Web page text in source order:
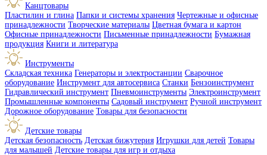
Канцтовары
Пластилин и глина Папки и системы хранения Чертежные и офисные
принадлежности Творческие материалы Цветная бумага и картон
Офисные принадлежности Письменные принадлежности Бумажная
продукция Книги и литература
Инструменты
Складская техника Генераторы и электростанции Сварочное
оборудование Инструмент для автосервиса Станки Бензоинструмент
Гидравлический инструмент Пневмоинструменты Электроинструмент
Промышленные компоненты Садовый инструмент Ручной инструмент
Дорожное оборудование Товары для безопасности
Детские товары
Детская безопасность Детская бижутерия Игрушки для детей Товары
для малышей Детские товары для игр и отдыха